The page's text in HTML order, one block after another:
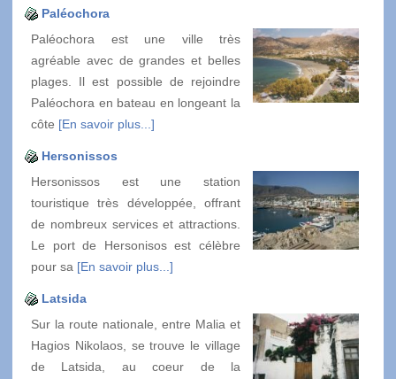
Paléochora
Paléochora est une ville très
agréable avec de grandes et belles
plages. Il est possible de rejoindre
Paléochora en bateau en longeant la
côte [En savoir plus...]
Hersonissos
Hersonissos est une station
touristique très développée, offrant
de nombreux services et attractions.
Le port de Hersonisos est célèbre
pour sa [En savoir plus...]
Latsida
Sur la route nationale, entre Malia et
Hagios Nikolaos, se trouve le village
de Latsida, au coeur de la